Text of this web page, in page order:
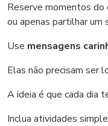
Reserve momentos do
ou apenas partilhar um
Use mensagens
Elas não precisam ser
A ideia é que cada dia
Inclua atividades